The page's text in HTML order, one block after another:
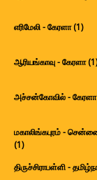
எரிமேலி - கேரளா (1)
ஆரியங்காவு - கேரளா (1)
அச்சன்கோவில் - கேரளா
மகாலிங்கபுரம் -
(1)
திருச்சிராபள்ளி -